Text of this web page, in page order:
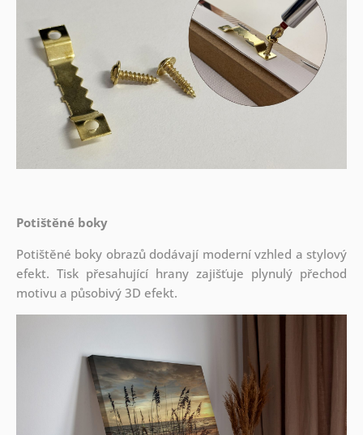
Potištěné boky
Potištěné boky obrazů dodávají moderní vzhled a stylový
efekt. Tisk přesahující hrany zajišťuje plynulý přechod
motivu a působivý 3D efekt.